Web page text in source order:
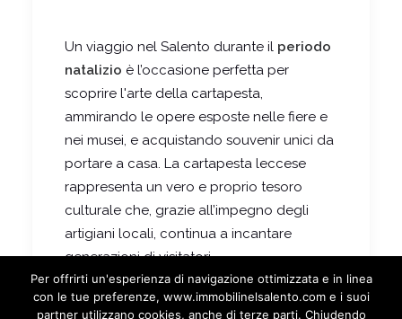
Un viaggio nel Salento durante il periodo
natalizio è l’occasione perfetta per
scoprire l'arte della cartapesta,
ammirando le opere esposte nelle fiere e
nei musei, e acquistando souvenir unici da
portare a casa. La cartapesta leccese
rappresenta un vero e proprio tesoro
culturale che, grazie all’impegno degli
artigiani locali, continua a incantare
generazioni di visitatori.
by marianoimmobili
Per offrirti un'esperienza di navigazione ottimizzata e in linea
con le tue preferenze, www.immobilinelsalento.com e i suoi
partner utilizzano cookies, anche di terze parti. Chiudendo